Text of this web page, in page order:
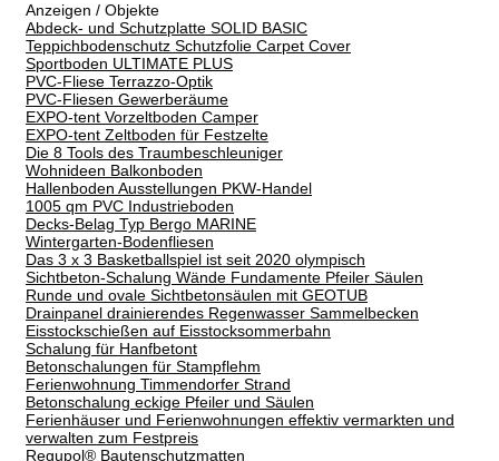
Anzeigen / Objekte
Abdeck- und Schutzplatte SOLID BASIC
Teppichbodenschutz Schutzfolie Carpet Cover
Sportboden ULTIMATE PLUS
PVC-Fliese Terrazzo-Optik
PVC-Fliesen Gewerberäume
EXPO-tent Vorzeltboden Camper
EXPO-tent Zeltboden für Festzelte
Die 8 Tools des Traumbeschleuniger
Wohnideen Balkonboden
Hallenboden Ausstellungen PKW-Handel
1005 qm PVC Industrieboden
Decks-Belag Typ Bergo MARINE
Wintergarten-Bodenfliesen
Das 3 x 3 Basketballspiel ist seit 2020 olympisch
Sichtbeton-Schalung Wände Fundamente Pfeiler Säulen
Runde und ovale Sichtbetonsäulen mit GEOTUB
Drainpanel drainierendes Regenwasser Sammelbecken
Eisstockschießen auf Eisstocksommerbahn
Schalung für Hanfbetont
Betonschalungen für Stampflehm
Ferienwohnung Timmendorfer Strand
Betonschalung eckige Pfeiler und Säulen
Ferienhäuser und Ferienwohnungen effektiv vermarkten und
verwalten zum Festpreis
Regupol® Bautenschutzmatten